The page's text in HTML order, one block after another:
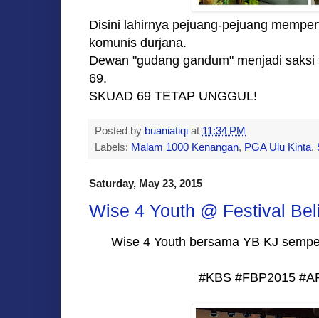
Disini lahirnya pejuang-pejuang
komunis durjana.
Dewan "gudang gandum" menjadi
69.
SKUAD 69 TETAP UNGGUL!
Posted by buaniatiqi at 11:34 PM
Labels: Malam 1000 Kenangan, PGA Ulu Kinta,
Saturday, May 23, 2015
Wise 4 Youth @ Festival
Wise 4 Youth bersama YB KJ
#KBS #FBP2015